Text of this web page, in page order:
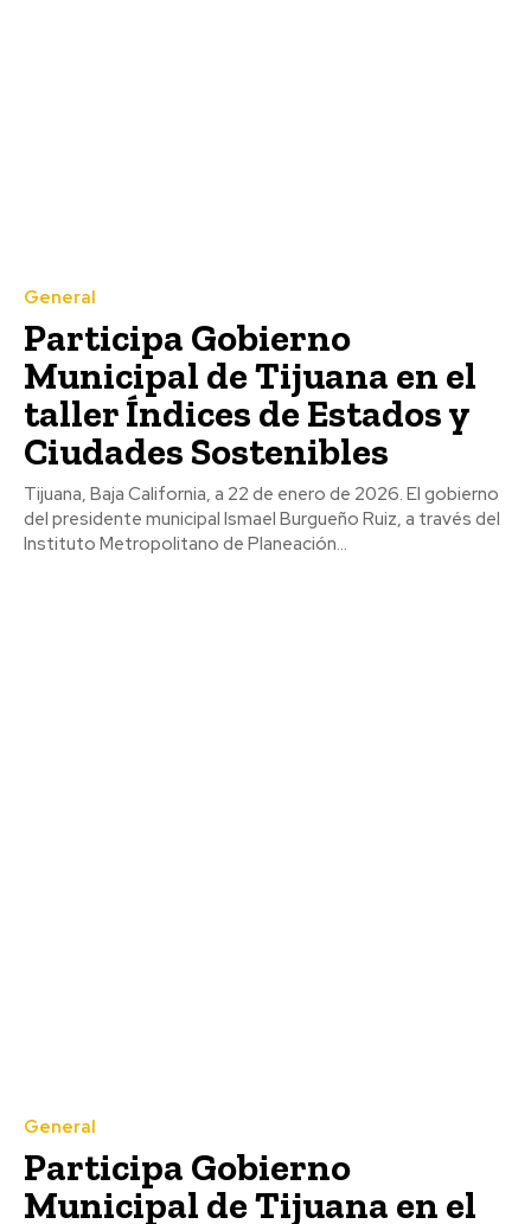
General
Participa Gobierno
Municipal de Tijuana en el
taller Índices de Estados y
Ciudades Sostenibles
Tijuana, Baja California, a 22 de enero de 2026. El gobierno
del presidente municipal Ismael Burgueño Ruiz, a través del
Instituto Metropolitano de Planeación...
General
Participa Gobierno
Municipal de Tijuana en el